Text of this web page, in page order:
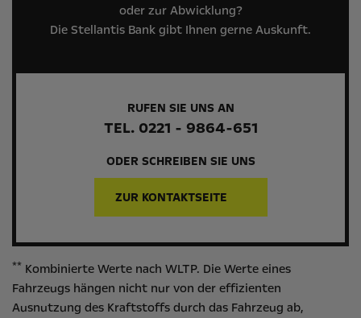
oder zur Abwicklung?
Die Stellantis Bank gibt Ihnen gerne Auskunft.
RUFEN SIE UNS AN
TEL. 0221 - 9864-651
ODER SCHREIBEN SIE UNS
ZUR KONTAKTSEITE
** Kombinierte Werte nach WLTP. Die Werte eines
Fahrzeugs hängen nicht nur von der effizienten
Ausnutzung des Kraftstoffs durch das Fahrzeug ab,